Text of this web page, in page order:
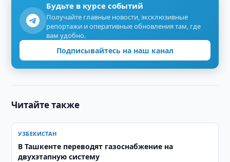
Будьте в курсе событий
Получайте главные новости, эксклюзивные
репортажи и оперативные обновления там, где
вам удобно.
Подписывайтесь на наш канал
Читайте также
УЗБЕКИСТАН
В Ташкенте переводят газоснабжение на
двухэтапную систему